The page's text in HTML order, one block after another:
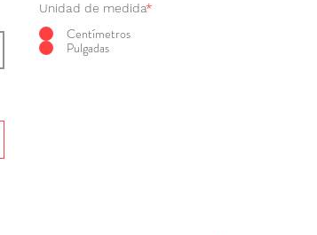
Unidad de medida*
Centímetros
Pulgadas